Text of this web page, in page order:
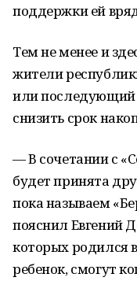
поддержки ей
Тем не менее и
жители
или последующий
снизить срок
— В сочетании с
будет принята
пока называем
пояснил Евгений
которых родился
ребенок, смогут